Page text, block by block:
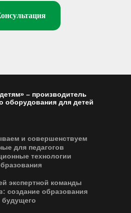
– производитель
оборудования для детей
и совершенствуем
для педагогов
технологии
экспертной команды
создание образования
будущего